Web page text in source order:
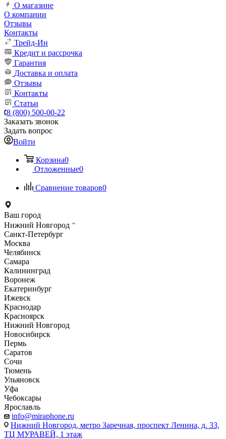
О магазине
О компании
Отзывы
Контакты
Трейд-Ин
Кредит и рассрочка
Гарантия
Доставка и оплата
Отзывы
Контакты
Статьи
8 (800) 500-00-22
Заказать звонок
Задать вопрос
Войти
Корзина0
Отложенные0
Сравнение товаров0
Ваш город
Нижний Новгород
Санкт-Петербург
Москва
Челябинск
Самара
Калининград
Воронеж
Екатеринбург
Ижевск
Краснодар
Красноярск
Нижний Новгород
Новосибирск
Пермь
Саратов
Сочи
Тюмень
Ульяновск
Уфа
Чебоксары
Ярославль
info@miraphone.ru
Нижний Новгород, метро Заречная, проспект Ленина, д. 33,
ТЦ МУРАВЕЙ, 1 этаж